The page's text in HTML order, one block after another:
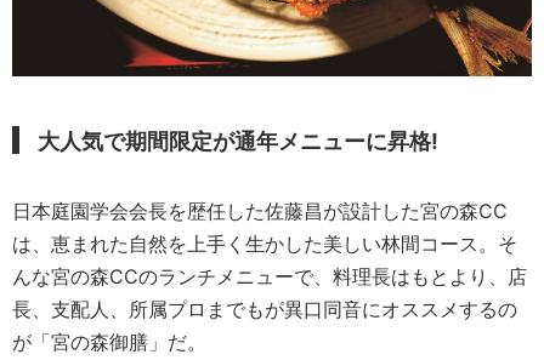
大人気で期間限定が通年メニューに昇格!
日本庭園学会会長を歴任した佐藤昌が設計した宮の森CC
は、恵まれた自然を上手く生かした美しい林間コース。そ
んな宮の森CCのランチメニューで、料理長はもとより、店
長、支配人、所属プロまでもが異口同音にオススメするの
が「宮の森御膳」だ。